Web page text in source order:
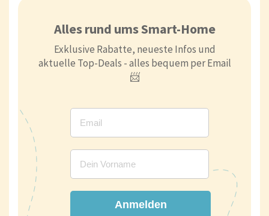
Alles rund ums Smart-Home
Exklusive Rabatte, neueste Infos und
aktuelle Top-Deals - alles bequem per Email
📨
Anmelden